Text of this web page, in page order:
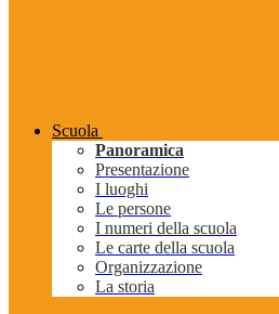
Scuola
Panoramica
Presentazione
I luoghi
Le persone
I numeri della scuola
Le carte della scuola
Organizzazione
La storia